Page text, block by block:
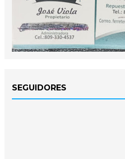
SEGUIDORES